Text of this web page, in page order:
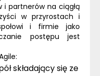
i partnerów na ciągłą
w przyrostach i
i firmie jako
postępu jest
składający się ze